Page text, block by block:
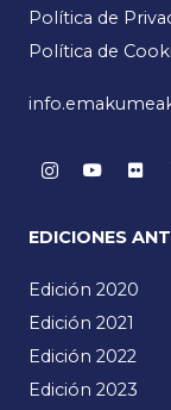
Política de
Política de
EDICIONES
Edición 2020
Edición 2021
Edición 2022
Edición 2023